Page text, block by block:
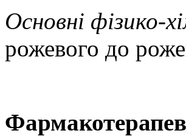
Основні фізико-
рожевого до